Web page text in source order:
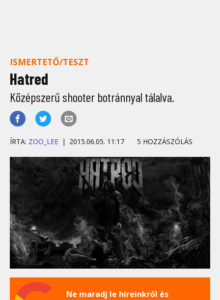
ISMERTETŐ/TESZT
Hatred
Középszerű shooter botránnyal tálalva.
ÍRTA: ZOO_LEE 2015.06.05. 11:17 5 HOZZÁSZÓLÁS
Ne maradj le híreinkről és